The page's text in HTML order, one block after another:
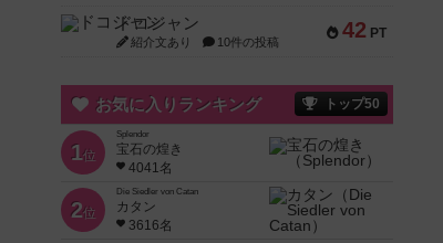
42 PT
ドコジャン
紹介文あり 10件の投稿
お気に入りランキング トップ50
1位
Splendor
宝石の煌き
4041名
2位
Die Siedler von Catan
カタン
3616名